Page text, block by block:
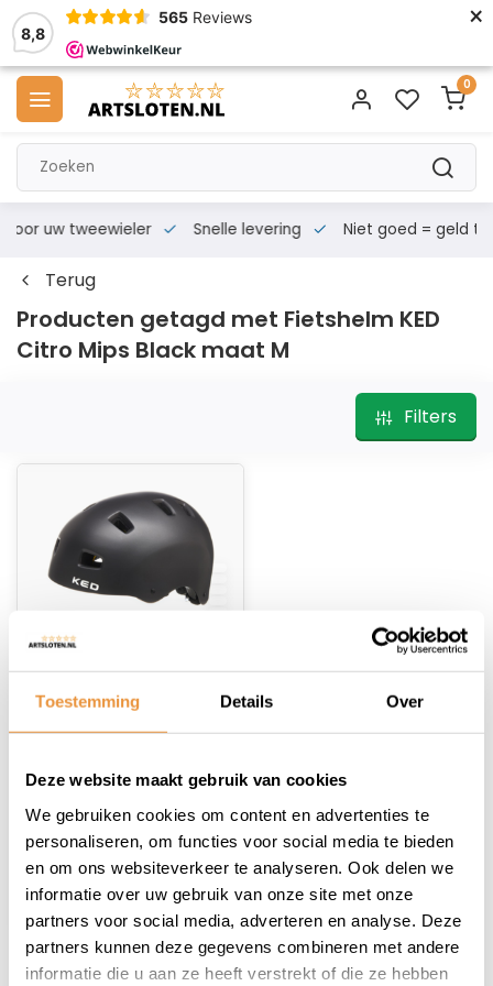
Toestemming Details Over
Deze website maakt gebruik van cookies
We gebruiken cookies om content en advertenties te
personaliseren, om functies voor social media te bieden
en om ons websiteverkeer te analyseren. Ook delen we
informatie over uw gebruik van onze site met onze
partners voor social media, adverteren en analyse. Deze
partners kunnen deze gegevens combineren met andere
informatie die u aan ze heeft verstrekt of die ze hebben
8,8
565 Reviews ×
0
voor uw tweewieler Snelle levering Niet goed = geld
Terug
Producten getagd met Fietshelm KED
Citro Mips Black maat M
Filters
Fietshelm KED Citro
Mips Black maat M
99,95
87,95